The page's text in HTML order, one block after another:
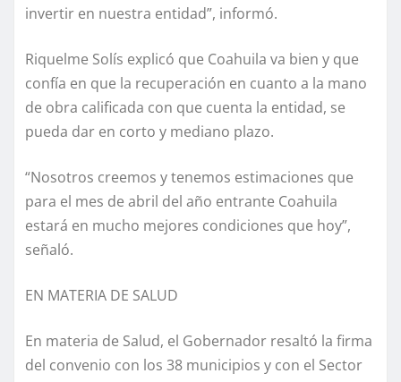
invertir en nuestra entidad”, informó.
Riquelme Solís explicó que Coahuila va bien y que
confía en que la recuperación en cuanto a la mano
de obra calificada con que cuenta la entidad, se
pueda dar en corto y mediano plazo.
“Nosotros creemos y tenemos estimaciones que
para el mes de abril del año entrante Coahuila
estará en mucho mejores condiciones que hoy”,
señaló.
EN MATERIA DE SALUD
En materia de Salud, el Gobernador resaltó la firma
del convenio con los 38 municipios y con el Sector